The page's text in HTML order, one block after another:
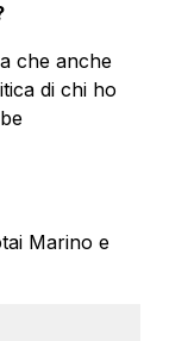
che anche
di chi ho
Marino e